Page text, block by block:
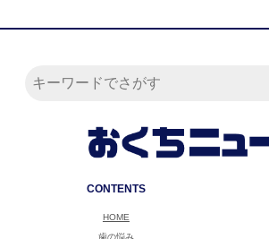
CONTENTS
HOME